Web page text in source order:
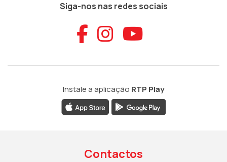
Siga-nos nas redes sociais
Aceder ao
Aceder ao
Aceder
Instale a aplicação RTP Play
Contactos